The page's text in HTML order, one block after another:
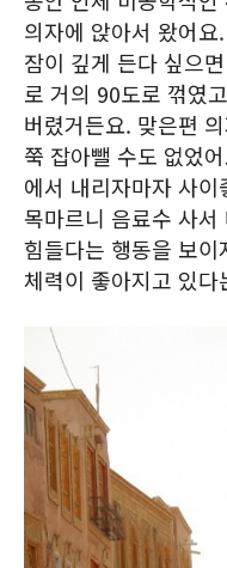
의자에 앉아서 왔어
잠이 깊게 든다 싶으
로 거의 90도로 꺾였
버렸거든요. 맞은편
쭉 잡아뺄 수도 없었
에서 내리자마자 사
목마르니 음료수 사
힘들다는 행동을 보
체력이 좋아지고 있다